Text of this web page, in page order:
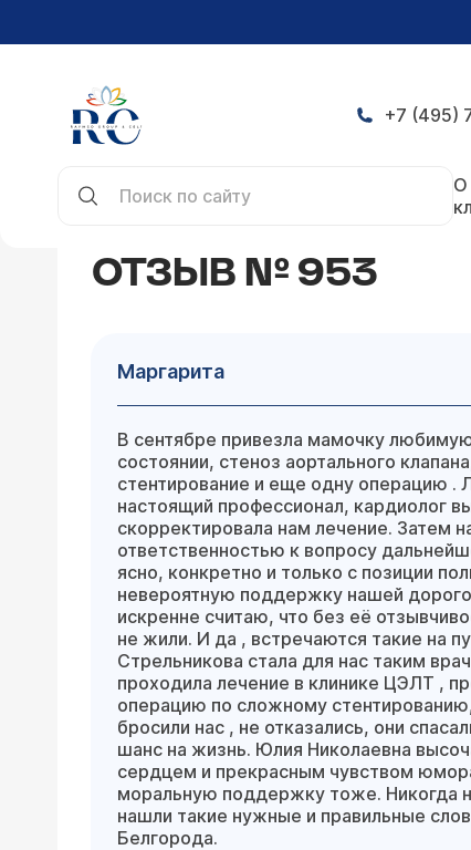
+7 (495)
О
ОТЗЫВ № 953
Маргарита
В сентябре привезла мамочку
состоянии, стеноз аортального
стентирование и еще одну операцию
настоящий профессионал, кардиолог
скорректировала нам лечение. Затем
ответственностью к вопросу
ясно, конкретно и только с позиции
невероятную поддержку нашей
искренне считаю, что без её
не жили. И да , встречаются такие на
Стрельникова стала для нас таким
проходила лечение в клинике ЦЭЛТ ,
операцию по сложному
бросили нас , не отказались, они
шанс на жизнь. Юлия Николаевна
сердцем и прекрасным чувством
моральную поддержку тоже. Никогда
нашли такие нужные и правильные
Белгорода.